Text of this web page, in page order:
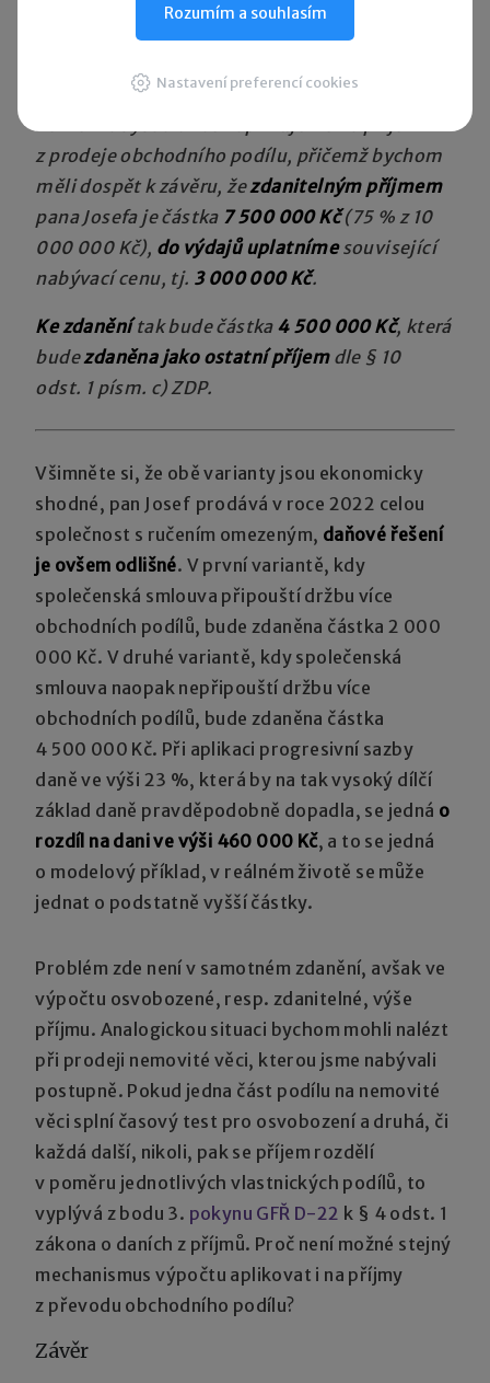
z prodeje obchodního podílu, přičemž bychom
měli dospět k závěru, žezdanitelným příjmem
pana Josefa je částka 7 500 000 Kč(75 % z 10
000 000 Kč), do výdajů uplatnímesouvisející
nabývací cenu, tj. 3 000 000 Kč.
Ke zdaněnítak bude částka 4 500 000 Kč, která
budezdaněna jako ostatní příjemdle § 10
odst. 1 písm. c) ZDP.
Všimněte si, že obě varianty jsou ekonomicky
shodné, pan Josef prodává v roce 2022 celou
společnost s ručením omezeným, daňové řešení
je ovšem odlišné. V první variantě, kdy
společenská smlouva připouští držbu více
obchodních podílů, bude zdaněna částka 2 000
000 Kč. V druhé variantě, kdy společenská
smlouva naopak nepřipouští držbu více
obchodních podílů, bude zdaněna částka
4 500 000 Kč. Při aplikaci progresivní sazby
daně ve výši 23 %, která by na tak vysoký dílčí
základ daně pravděpodobně dopadla, se jedná o
rozdíl na dani ve výši 460 000 Kč, a to se jedná
o modelový příklad, v reálném životě se může
jednat o podstatně vyšší částky.
Problém zde není v samotném zdanění, avšak ve
výpočtu osvobozené, resp. zdanitelné, výše
příjmu. Analogickou situaci bychom mohli nalézt
při prodeji nemovité věci, kterou jsme nabývali
postupně. Pokud jedna část podílu na nemovité
věci splní časový test pro osvobození a druhá, či
každá další, nikoli, pak se příjem rozdělí
v poměru jednotlivých vlastnických podílů, to
vyplývá z bodu 3. pokynu GFŘ D-22 k § 4 odst. 1
zákona o daních z příjmů. Proč není možné stejný
mechanismus výpočtu aplikovat i na příjmy
z převodu obchodního podílu?
Závěr
Rozumím a souhlasím
Nastavení preferencí cookies